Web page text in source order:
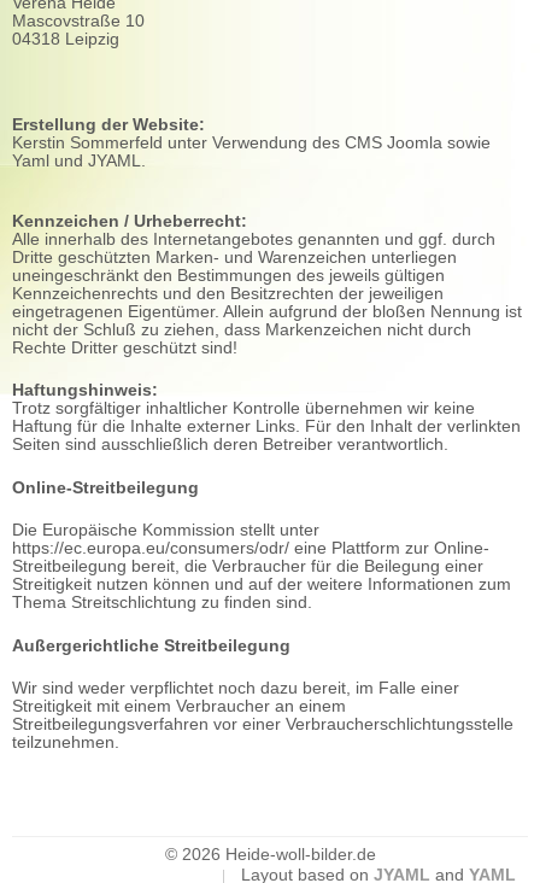
Mascovstraße 10
04318 Leipzig
Erstellung der Website:
Kerstin Sommerfeld unter Verwendung des CMS Joomla sowie
Yaml und JYAML.
Kennzeichen / Urheberrecht:
Alle innerhalb des Internetangebotes genannten und ggf. durch
Dritte geschützten Marken- und Warenzeichen unterliegen
uneingeschränkt den Bestimmungen des jeweils gültigen
Kennzeichenrechts und den Besitzrechten der jeweiligen
eingetragenen Eigentümer. Allein aufgrund der bloßen Nennung ist
nicht der Schluß zu ziehen, dass Markenzeichen nicht durch
Rechte Dritter geschützt sind!
Haftungshinweis:
Trotz sorgfältiger inhaltlicher Kontrolle übernehmen wir keine
Haftung für die Inhalte externer Links. Für den Inhalt der verlinkten
Seiten sind ausschließlich deren Betreiber verantwortlich.
Online-Streitbeilegung
Die Europäische Kommission stellt unter
https://ec.europa.eu/consumers/odr/ eine Plattform zur Online-
Streitbeilegung bereit, die Verbraucher für die Beilegung einer
Streitigkeit nutzen können und auf der weitere Informationen zum
Thema Streitschlichtung zu finden sind.
Außergerichtliche Streitbeilegung
Wir sind weder verpflichtet noch dazu bereit, im Falle einer
Streitigkeit mit einem Verbraucher an einem
Streitbeilegungsverfahren vor einer Verbraucherschlichtungsstelle
teilzunehmen.
© 2026 Heide-woll-bilder.de
Layout based on JYAML and YAML